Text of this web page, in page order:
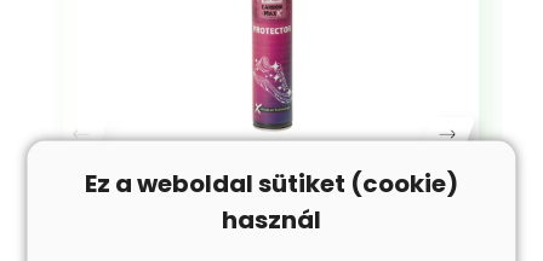
Impregnálás
Carbon MaxX Protector - Impregnáló
Ez a weboldal sütiket (cookie)
használ